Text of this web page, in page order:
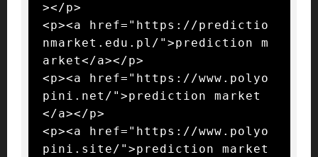
></p>
<p><a href="https://predictio
nmarket.edu.pl/">prediction m
arket</a></p>
<p><a href="https://www.polyo
pini.net/">prediction market
</a></p>
<p><a href="https://www.polyo
pini.site/">prediction market